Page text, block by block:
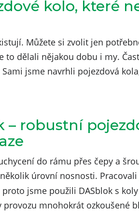
kolo, které
Můžete si zvolit jen
to dělali nějakou dobu i my.
jsme navrhli pojezdová
– robustní
do rámu přes čepy a
úrovní nosnosti.
jsme použili DASblok s
mnohokrát ozkoušené